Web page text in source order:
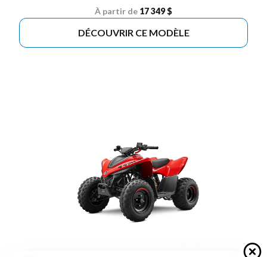
À partir de 17 349 $
DÉCOUVRIR CE MODÈLE